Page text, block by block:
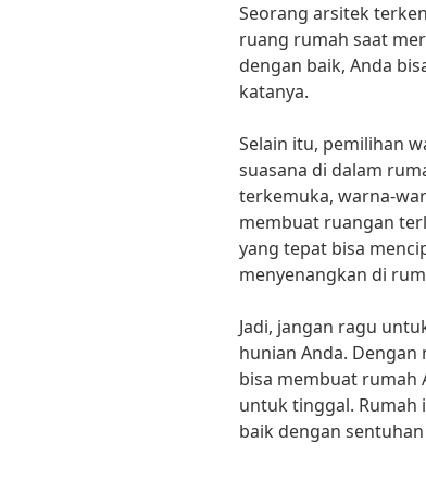
Seorang arsitek
ruang rumah saat
dengan baik, Anda
katanya.
Selain itu, pemilihan
suasana di dalam
terkemuka, warna-
membuat ruangan
yang tepat bisa
menyenangkan di
Jadi, jangan ragu
hunian Anda.
bisa membuat rumah
untuk tinggal. Rumah
baik dengan